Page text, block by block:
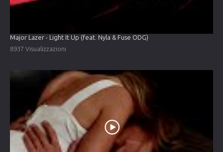
Major Lazer - Light It Up (feat. Nyla & Fuse ODG)
8937 Visualizzazioni